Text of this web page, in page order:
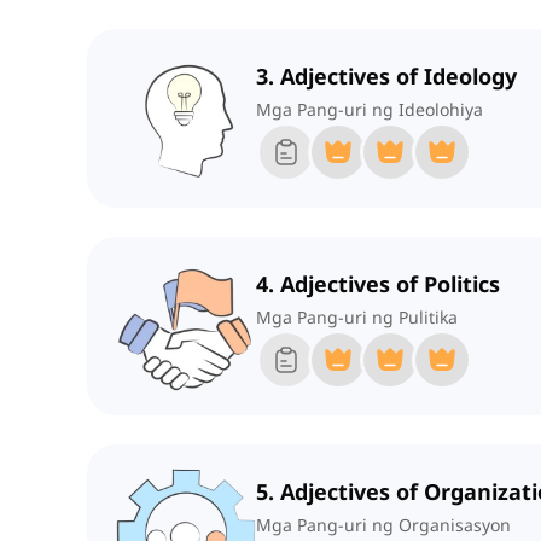
3. Adjectives of Ideology
Mga Pang-uri ng Ideolohiya
4. Adjectives of Politics
Mga Pang-uri ng Pulitika
5. Adjectives of
Mga Pang-uri ng Organisasyon